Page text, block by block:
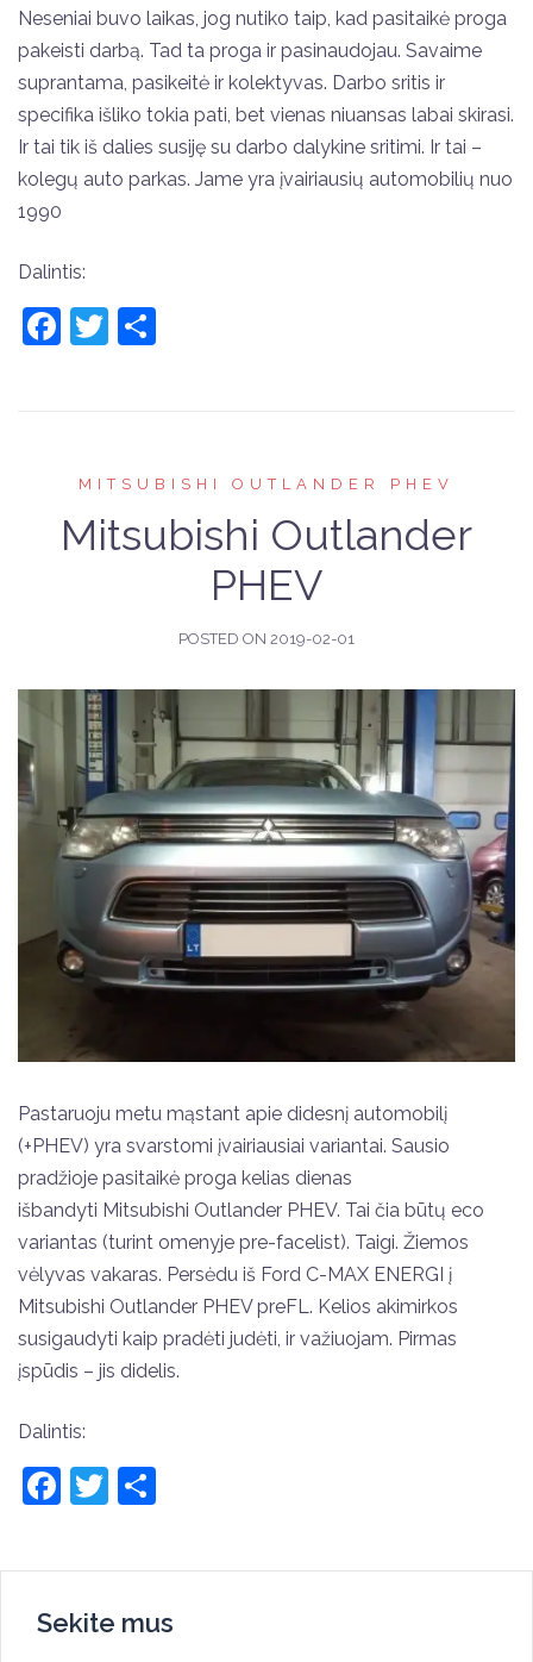
Neseniai buvo laikas, jog nutiko taip, kad pasitaikė proga
pakeisti darbą. Tad ta proga ir pasinaudojau. Savaime
suprantama, pasikeitė ir kolektyvas. Darbo sritis ir
specifika išliko tokia pati, bet vienas niuansas labai skirasi.
Ir tai tik iš dalies susiję su darbo dalykine sritimi. Ir tai –
kolegų auto parkas. Jame yra įvairiausių automobilių nuo
1990
Dalintis:
Facebook
Twitter
MITSUBISHI OUTLANDER PHEV
Mitsubishi Outlander
PHEV
POSTED ON 2019-02-01
Pastaruoju metu mąstant apie didesnį automobilį
(+PHEV) yra svarstomi įvairiausiai variantai. Sausio
pradžioje pasitaikė proga kelias dienas
išbandyti Mitsubishi Outlander PHEV. Tai čia būtų eco
variantas (turint omenyje pre-facelist). Taigi. Žiemos
vėlyvas vakaras. Persėdu iš Ford C-MAX ENERGI į
Mitsubishi Outlander PHEV preFL. Kelios akimirkos
susigaudyti kaip pradėti judėti, ir važiuojam. Pirmas
įspūdis – jis didelis.
Dalintis:
Facebook
Twitter
Sekite mus